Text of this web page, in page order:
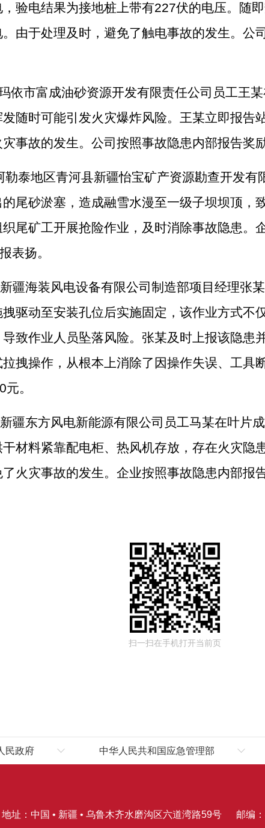
验电结果为接地桩上带有227伏的电压。随
由于处理及时，避免了触电事故的发生。公
依市富成油砂资源开发有限责任公司员工王
随时可能引发火灾爆炸风险。王某立即报告
事故的发生。公司按照事故隐患内部报告奖
勒泰地区青河县新疆怡宝矿产资源勘查开发有
尾砂淤塞，造成融雪水漫至一级子坝坝顶，
尾矿工开展抢险作业，及时消除事故隐患。
表扬。
疆海装风电设备有限公司制造部项目经理张
驱动至安装孔位后实施固定，该作业方式不
致作业人员坠落风险。张某及时上报该隐患
拽操作，从根本上消除了因操作失误、工具
元。
疆东方风电新能源有限公司员工马某在叶片
材料紧靠配电柜、热风机存放，存在火灾隐
火灾事故的发生。企业按照事故隐患内部报
扫一扫在手机打开当前页
民政府 中华人民共和国应急管理部
地址：中国 • 新疆 • 乌鲁木齐水磨沟区六道湾路59号 邮编